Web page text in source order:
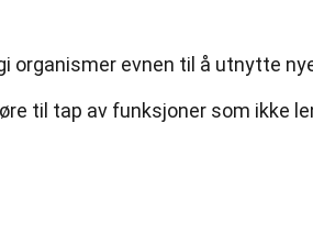
organismer evnen til å utnytte
til tap av funksjoner som ikke